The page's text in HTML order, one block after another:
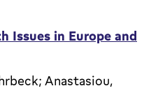
Issues in Europe and
Anastasiou,